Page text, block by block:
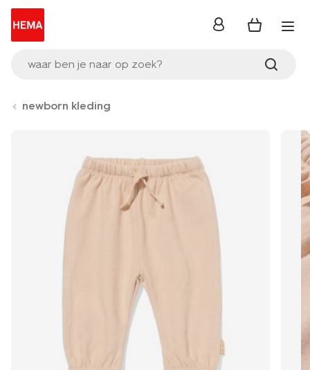
waar ben je naar op zoek?
inloggen
newborn kleding